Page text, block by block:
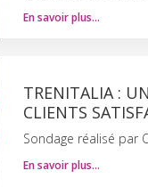
En savoir plus…
TRENITALIA :
CLIENTS
Sondage réalisé par
En savoir plus…